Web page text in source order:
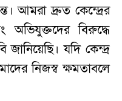
আমরা দ্রুত কেন্দ্রের
বিরুদ্ধে
জানিয়েছি। যদি কেন্দ্র
নিজস্ব ক্ষমতাবলে